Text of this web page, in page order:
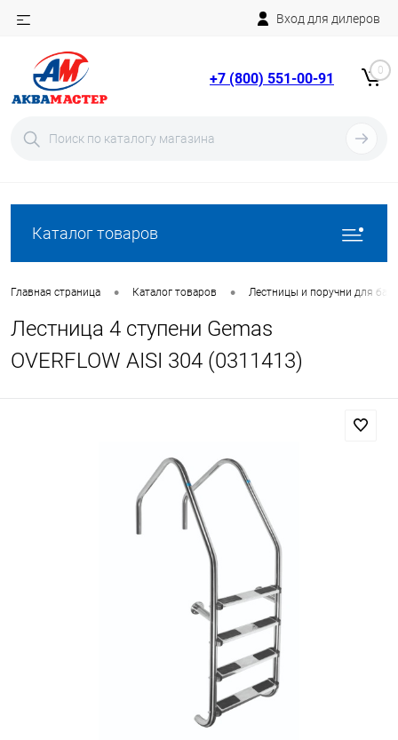
Вход для дилеров
+7 (800) 551-00-91 0
Каталог товаров
Главная страница • Каталог товаров • Лестницы и поручни для
Лестница 4 ступени Gemas
OVERFLOW AISI 304 (0311413)